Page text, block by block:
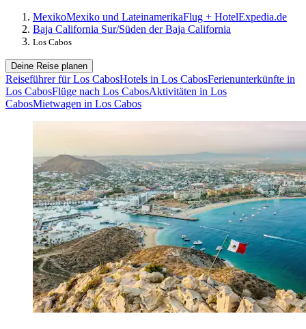
MexikoMexiko und LateinamerikaFlug + HotelExpedia.de
Baja California Sur/Süden der Baja California
Los Cabos
Deine Reise planen
Reiseführer für Los CabosHotels in Los CabosFerienunterkünfte in
Los CabosFlüge nach Los CabosAktivitäten in Los
CabosMietwagen in Los Cabos